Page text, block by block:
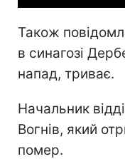
Також
в синагозі
напад, триває.
Начальник
Вогнів, який
помер.